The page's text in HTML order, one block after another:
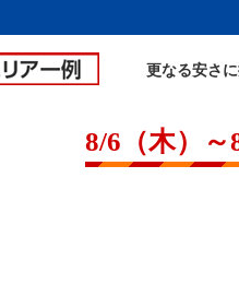
更なる安さ
8/6（木）